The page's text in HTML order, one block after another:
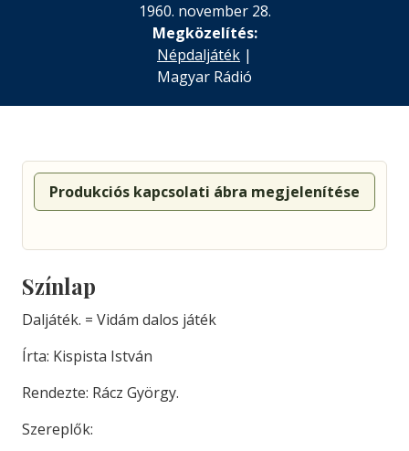
1960. november 28.
Megközelítés:
Népdaljáték |
Magyar Rádió
Produkciós kapcsolati ábra megjelenítése
Színlap
Daljáték. = Vidám dalos játék
Írta: Kispista István
Rendezte: Rácz György.
Szereplők: